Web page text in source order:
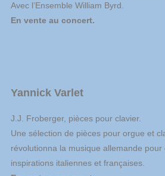
Avec l’Ensemble William Byrd.
En vente au concert.
Yannick Varlet
J.J. Froberger, pièces pour clavier.
Une sélection de pièces pour orgue et
révolutionna la musique allemande
inspirations italiennes et françaises.